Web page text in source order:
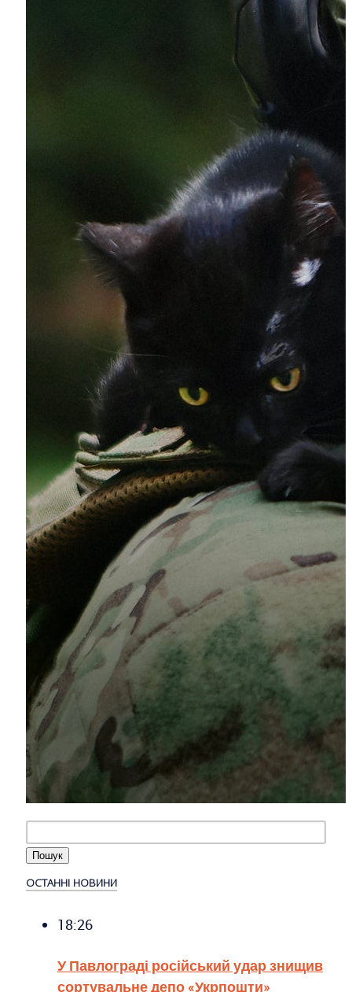
ОСТАННІ НОВИНИ
18:26
У Павлограді російський удар знищив
сортувальне депо «Укрпошти»